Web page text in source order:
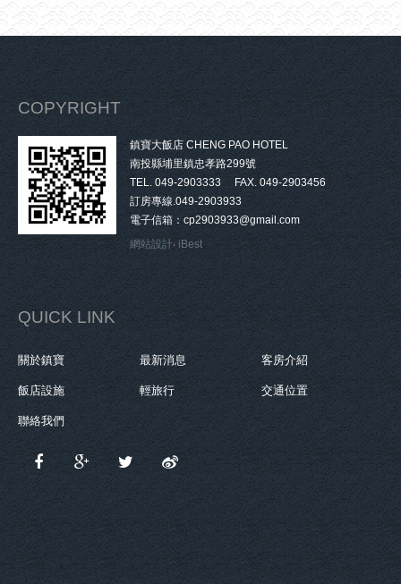
COPYRIGHT
鎮寶大飯店 CHENG PAO HOTEL
南投縣埔里鎮忠孝路299號
TEL. 049-2903333 FAX. 049-2903456
訂房專線.049-2903933
電子信箱：cp2903933@gmail.com
網站設計‧ iBest
QUICK LINK
關於鎮寶 最新消息 客房介紹
飯店設施 輕旅行 交通位置
聯絡我們